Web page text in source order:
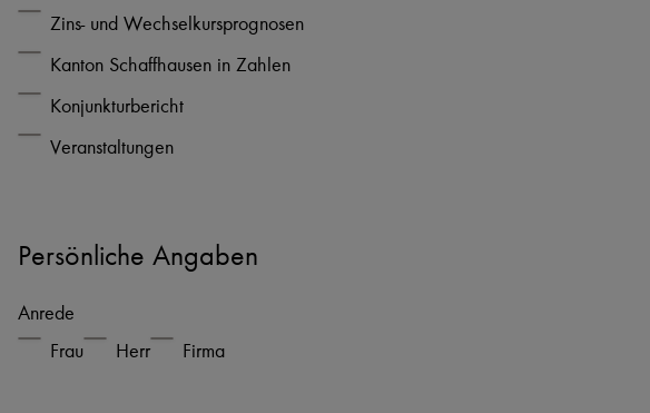
Zins- und Wechselkursprognosen
Kanton Schaffhausen in Zahlen
Konjunkturbericht
Veranstaltungen
Persönliche Angaben
Anrede
Frau
Herr Firma